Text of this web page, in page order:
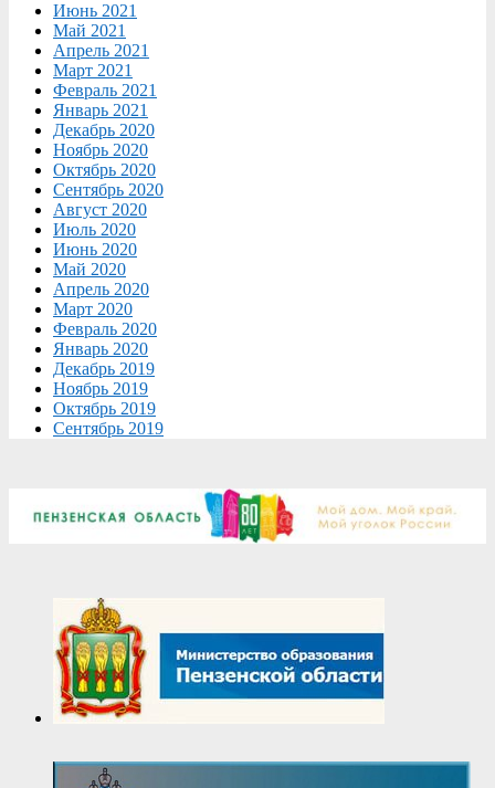
Июнь 2021
Май 2021
Апрель 2021
Март 2021
Февраль 2021
Январь 2021
Декабрь 2020
Ноябрь 2020
Октябрь 2020
Сентябрь 2020
Август 2020
Июль 2020
Июнь 2020
Май 2020
Апрель 2020
Март 2020
Февраль 2020
Январь 2020
Декабрь 2019
Ноябрь 2019
Октябрь 2019
Сентябрь 2019